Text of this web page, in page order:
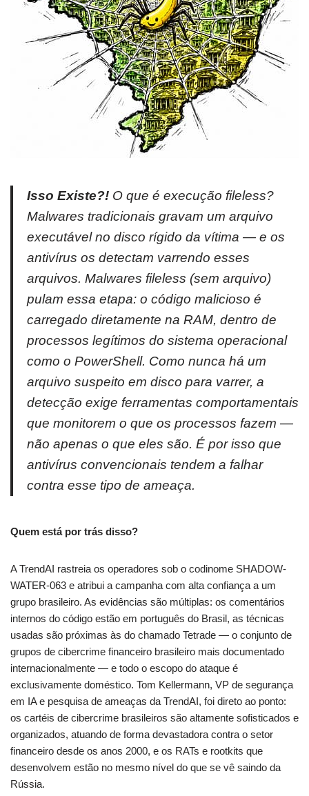
Isso Existe?! O que é execução fileless?
Malwares tradicionais gravam um arquivo
executável no disco rígido da vítima — e os
antivírus os detectam varrendo esses
arquivos. Malwares fileless (sem arquivo)
pulam essa etapa: o código malicioso é
carregado diretamente na RAM, dentro de
processos legítimos do sistema operacional
como o PowerShell. Como nunca há um
arquivo suspeito em disco para varrer, a
detecção exige ferramentas comportamentais
que monitorem o que os processos fazem —
não apenas o que eles são. É por isso que
antivírus convencionais tendem a falhar
contra esse tipo de ameaça.
Quem está por trás disso?
A TrendAI rastreia os operadores sob o codinome SHADOW-
WATER-063 e atribui a campanha com alta confiança a um
grupo brasileiro. As evidências são múltiplas: os comentários
internos do código estão em português do Brasil, as técnicas
usadas são próximas às do chamado Tetrade — o conjunto de
grupos de cibercrime financeiro brasileiro mais documentado
internacionalmente — e todo o escopo do ataque é
exclusivamente doméstico. Tom Kellermann, VP de segurança
em IA e pesquisa de ameaças da TrendAI, foi direto ao ponto:
os cartéis de cibercrime brasileiros são altamente sofisticados e
organizados, atuando de forma devastadora contra o setor
financeiro desde os anos 2000, e os RATs e rootkits que
desenvolvem estão no mesmo nível do que se vê saindo da
Rússia.